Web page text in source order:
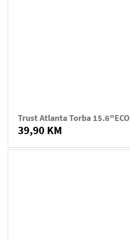
Trust Atlanta Torba 15.6"ECO
39,90 KM